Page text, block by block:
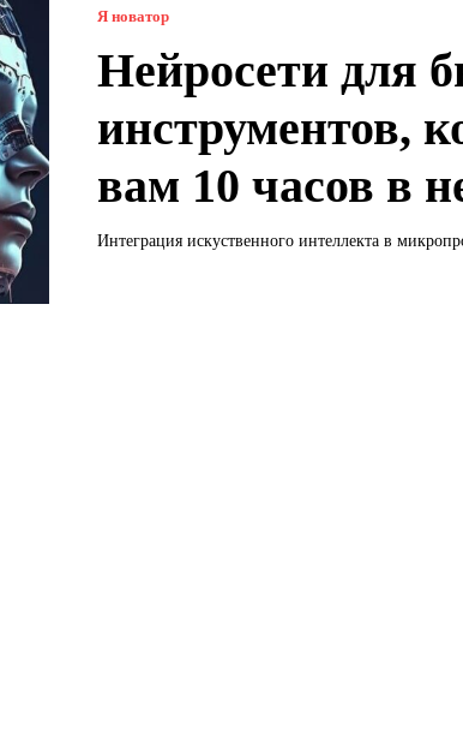
Я новатор
Нейросети для
инструментов,
вам 10 часов в
Интеграция искуственного интеллекта в